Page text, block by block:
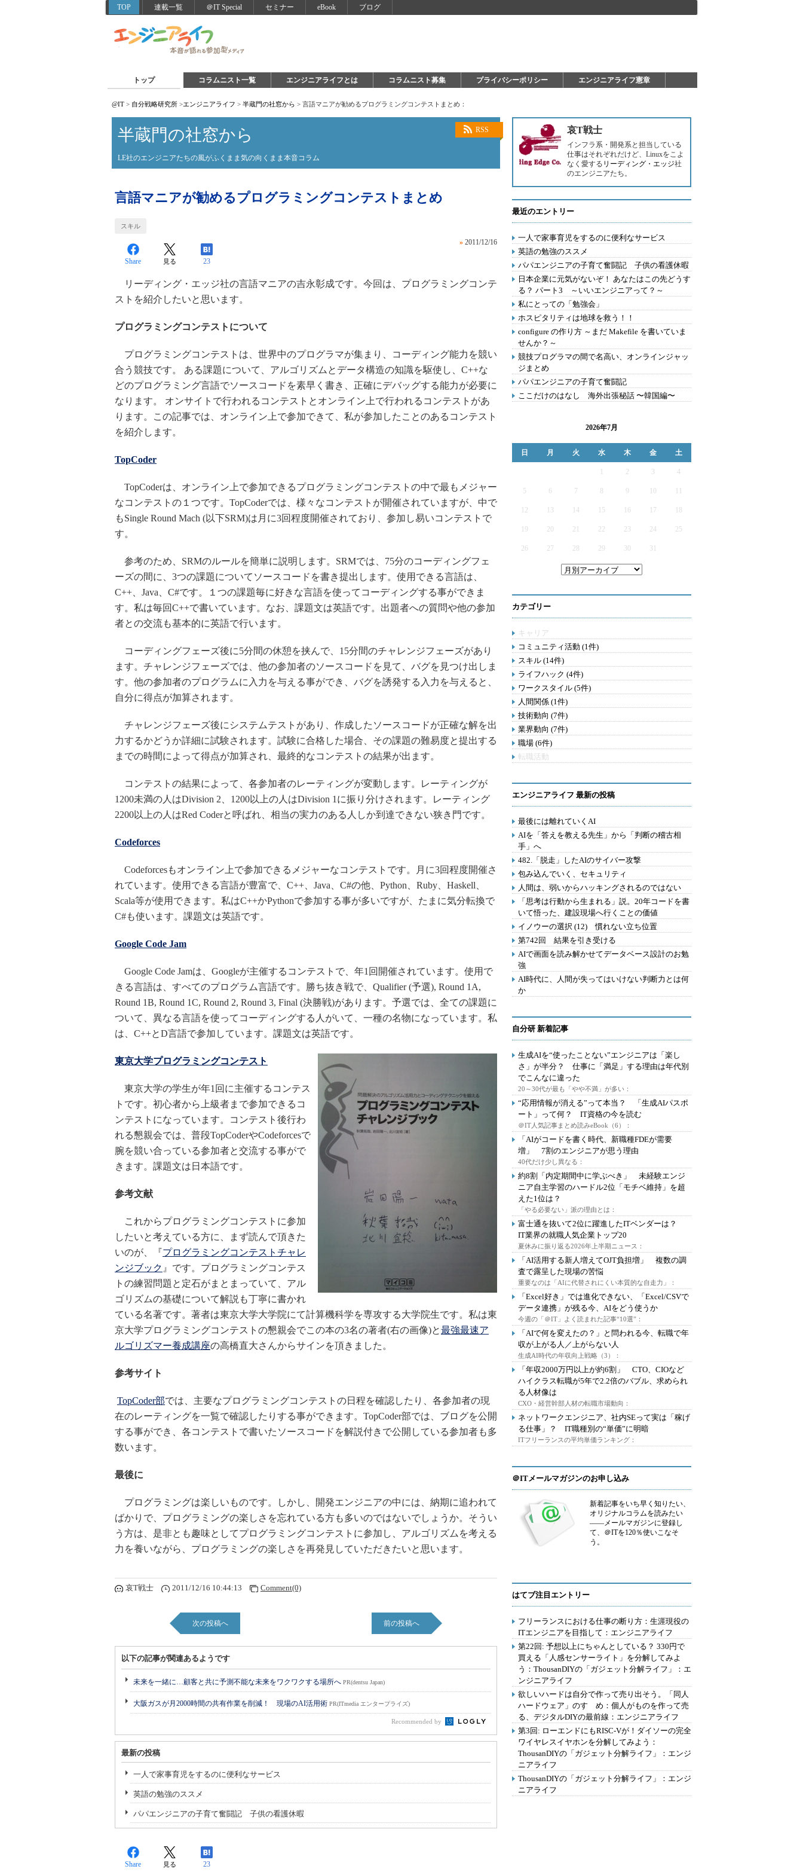
TOP 連載一覧 ＠IT Special セミナー eBook ブログ
トップ コラムニスト一覧 エンジニアライフとは コラムニスト募集 プライバシーポリシー エンジニアライフ憲章
@IT > 自分戦略研究所 >エンジニアライフ > 半蔵門の社窓から > 言語マニアが勧めるプログラミングコンテストまとめ：
RSS
半蔵門の社窓から
LE社のエンジニアたちの風がふくまま気の向くまま本音コラム
言語マニアが勧めるプログラミングコンテストまとめ
スキル
» 2011/12/16
Share 見る 23
リーディング・エッジ社の言語マニアの吉永彰成です。今回は、プログラミングコンテ
ストを紹介したいと思います。
プログラミングコンテストについて
プログラミングコンテストは、世界中のプログラマが集まり、コーディング能力を競い
合う競技です。 ある課題について、アルゴリズムとデータ構造の知識を駆使し、C++な
どのプログラミング言語でソースコードを素早く書き、正確にデバッグする能力が必要に
なります。 オンサイトで行われるコンテストとオンライン上で行われるコンテストがあ
ります。この記事では、オンライン上で参加できて、私が参加したことのあるコンテスト
を紹介します。
TopCoder
TopCoderは、オンライン上で参加できるプログラミングコンテストの中で最もメジャー
なコンテストの１つです。TopCoderでは、様々なコンテストが開催されていますが、中で
もSingle Round Mach (以下SRM)は月に3回程度開催されており、参加し易いコンテストで
す。
参考のため、SRMのルールを簡単に説明します。SRMでは、75分のコーディングフェ
ーズの間に、3つの課題についてソースコードを書き提出します。使用できる言語は、
C++、Java、C#です。１つの課題毎に好きな言語を使ってコーディングする事ができま
す。私は毎回C++で書いています。なお、課題文は英語です。出題者への質問や他の参加
者との交流も基本的に英語で行います。
コーディングフェーズ後に5分間の休憩を挟んで、15分間のチャレンジフェーズがあり
ます。チャレンジフェーズでは、他の参加者のソースコードを見て、バグを見つけ出しま
す。他の参加者のプログラムに入力を与える事ができ、バグを誘発する入力を与えると、
自分に得点が加算されます。
チャレンジフェーズ後にシステムテストがあり、作成したソースコードが正確な解を出
力するかどうか詳細に試験されます。試験に合格した場合、その課題の難易度と提出する
までの時間によって得点が加算され、最終的なコンテストの結果が出ます。
コンテストの結果によって、各参加者のレーティングが変動します。レーティングが
1200未満の人はDivision 2、1200以上の人はDivision 1に振り分けされます。レーティング
2200以上の人はRed Coderと呼ばれ、相当の実力のある人しか到達できない狭き門です。
Codeforces
Codeforcesもオンライン上で参加できるメジャーなコンテストです。月に3回程度開催さ
れています。使用できる言語が豊富で、C++、Java、C#の他、Python、Ruby、Haskell、
Scala等が使用できます。私はC++かPythonで参加する事が多いですが、たまに気分転換で
C#も使います。課題文は英語です。
Google Code Jam
Google Code Jamは、Googleが主催するコンテストで、年1回開催されています。使用で
きる言語は、すべてのプログラム言語です。勝ち抜き戦で、Qualifier (予選), Round 1A,
Round 1B, Round 1C, Round 2, Round 3, Final (決勝戦)があります。予選では、全ての課題に
ついて、異なる言語を使ってコーディングする人がいて、一種の名物になっています。私
は、C++とD言語で参加しています。課題文は英語です。
東京大学プログラミングコンテスト
東京大学の学生が年1回に主催するコンテス
トです。初心者から上級者まで参加できるコ
ンテストになっています。コンテスト後行わ
れる懇親会では、普段TopCoderやCodeforcesで
腕を競い合っている参加者と交流する事がで
きます。課題文は日本語です。
参考文献
これからプログラミングコンテストに参加
したいと考えている方に、まず読んで頂きた
いのが、『プログラミングコンテストチャレ
ンジブック 』です。プログラミングコンテス
トの練習問題と定石がまとまっていて、アル
ゴリズムの基礎について解説も丁寧に書かれ
ている名著です。著者は東京大学大学院にて計算機科学を専攻する大学院生です。私は東
京大学プログラミングコンテストの懇親会でこの本の3名の著者(右の画像)と最強最速ア
ルゴリズマー養成講座の高橋直大さんからサインを頂きました。
参考サイト
TopCoder部では、主要なプログラミングコンテストの日程を確認したり、各参加者の現
在のレーティングを一覧で確認したりする事ができます。TopCoder部では、ブログを公開
する事ができ、各コンテストで書いたソースコードを解説付きで公開している参加者も多
数います。
最後に
プログラミングは楽しいものです。しかし、開発エンジニアの中には、納期に追われて
ばかりで、プログラミングの楽しさを忘れている方も多いのではないでしょうか。そうい
う方は、是非とも趣味としてプログラミングコンテストに参加し、アルゴリズムを考える
力を養いながら、プログラミングの楽しさを再発見していただきたいと思います。
哀T戦士 2011/12/16 10:44:13 Comment(0)
次の投稿へ 前の投稿へ
以下の記事が関連あるようです
未来を一緒に…顧客と共に予測不能な未来をワクワクする場所へ PR(dentsu Japan)
大阪ガスが月2000時間の共有作業を削減！ 現場のAI活用術 PR(ITmedia エンタープライズ)
Recommended by
最新の投稿
一人で家事育児をするのに便利なサービス
英語の勉強のススメ
パパエンジニアの子育て奮闘記 子供の看護休暇
Share 見る 23
哀T戦士
インフラ系・開発系と担当している
仕事はそれぞれだけど、Linuxをこよ
なく愛する リーディング・エッジ社
のエンジニアたち。
最近のエントリー
一人で家事育児をするのに便利なサービス
英語の勉強のススメ
パパエンジニアの子育て奮闘記 子供の看護休暇
日本企業に元気がないぞ！ あなたはこの先どうす
る？ パート3 ～いいエンジニアって？～
私にとっての「勉強会」
ホスピタリティは地球を救う！！
configure の作り方 ～まだ Makefile を書いていま
せんか？～
競技プログラマの間で名高い、オンラインジャッ
ジまとめ
パパエンジニアの子育て奮闘記
ここだけのはなし 海外出張秘話 〜韓国編〜
2026年7月
日 月 火 水 木 金 土
2 3 4
5 6 7 9
12 13 14 15 16 17
19 20 21 22 23 24 25
26 27 28 29 30 31
カテゴリー
キャリア
コミュニティ活動 (1件)
スキル (14件)
ライフハック (4件)
ワークスタイル (5件)
人間関係 (1件)
技術動向 (7件)
業界動向 (7件)
職場 (6件)
転職活動
エンジニアライフ 最新の投稿
最後には離れていくAI
AIを「答えを教える先生」から「判断の稽古相
手」へ
482.「脱走」したAIのサイバー攻撃
包み込んでいく、セキュリティ
人間は、弱いからハッキングされるのではない
「思考は行動から生まれる」説。20年コードを書
いて悟った、建設現場へ行くことの価値
イノウーの選択 (12) 慣れない立ち位置
第742回 結果を引き受ける
AIで画面を読み解かせてデータベース設計のお勉
強
AI時代に、人間が失ってはいけない判断力とは何
か
自分研 新着記事
生成AIを“使ったことない”エンジニアは「楽し
さ」が半分？ 仕事に「満足」する理由は年代別
でこんなに違った
20～30代が最も「やや不満」が多い：
“応用情報が消える”って本当？ 「生成AIパスポ
ート」って何？ IT資格の今を読む
＠IT人気記事まとめ読みeBook（6）：
「AIがコードを書く時代、新職種FDEが需要
増」 7割のエンジニアが思う理由
40代だけ少し異なる：
約8割「内定期間中に学ぶべき」 未経験エンジ
ニア自主学習のハードル2位「モチベ維持」を超
えた1位は？
「やる必要ない」派の理由とは：
富士通を抜いて2位に躍進したITベンダーは？
IT業界の就職人気企業トップ20
夏休みに振り返る2026年上半期ニュース：
「AI活用する新人増えてOJT負担増」 複数の調
査で露呈した現場の苦悩
重要なのは「AIに代替されにくい本質的な自走力」：
「Excel好き」では進化できない、「Excel/CSVで
データ連携」が残る今、AIをどう使うか
今週の「＠IT」よく読まれた記事“10選”：
「AIで何を変えたの？」と問われる今、転職で年
収が上がる人／上がらない人
生成AI時代の年収向上戦略（3）：
「年収2000万円以上が約6割」 CTO、CIOなど
ハイクラス転職が5年で2.2倍のバブル、求められ
る人材像は
CXO・経営幹部人材の転職市場動向：
ネットワークエンジニア、社内SEって実は「稼げ
る仕事」？ IT職種別の“単価”に明暗
ITフリーランスの平均単価ランキング：
＠ITメールマガジンのお申し込み
新着記事をいち早く知りたい、
オリジナルコラムを読みたい
――メールマガジンに登録し
て、＠ITを120％使いこなそ
う。
はてブ注目エントリー
フリーランスにおける仕事の断り方：生涯現役の
ITエンジニアを目指して：エンジニアライフ
第22回: 予想以上にちゃんとしている？ 330円で
買える「人感センサーライト」を分解してみよ
う：ThousanDIYの「ガジェット分解ライフ」：エ
ンジニアライフ
欲しいハードは自分で作って売り出そう。「同人
ハードウェア」のすゝめ：個人がものを作って売
る、デジタルDIYの最前線：エンジニアライフ
第3回: ローエンドにもRISC-Vが！ダイソーの完全
ワイヤレスイヤホンを分解してみよう：
ThousanDIYの「ガジェット分解ライフ」：エンジ
ニアライフ
ThousanDIYの「ガジェット分解ライフ」：エンジ
ニアライフ